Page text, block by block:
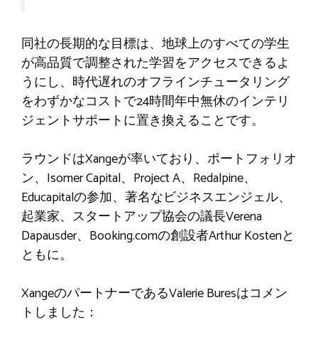
同社の長期的な目標は、地球上のすべての学生
が高品質で調整された学習をアクセスできるよ
うにし、時代遅れのオフラインチュータリング
をわずかなコストで24時間年中無休のインテリ
ジェントサポートに置き換えることです。
ラウンドはXangeが率いており、ポートフォリオ
ン、Isomer Capital、Project A、Redalpine、
Educapitalの参加、著名なビジネスエンジェル、
起業家、スタートアップ協会の議長Verena
Dapausder、Booking.comの創設者Arthur Kostenと
ともに。
XangeのパートナーであるValerie Buresはコメン
トしました：